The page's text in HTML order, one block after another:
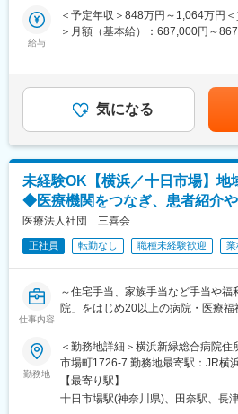
研究の試行回数を増やしながら、
せる点が強みです。
分野横断で同じデスクにて研究を進
ションができ、裁量とスピード感を
ることが可能な環境です。
■当社について
同社は武田薬品からカーブアウトし
トアップです。東大や京発の投資事
ルから13億円以上の資金調達を受け
す。
を遂行していただきます。
◇化合物HTS評価のための生物学的
◇内部プラットフォーム技術の生物
◇社内外（製薬企業、アカデミア、
■この仕事の魅力
＼世界初の創薬に挑戦できる／
人体には約18,000種類のタンパク質
疾患と関連していますが、これまで
約300種。残り約1,200のタンパク
治療法が確立されていない領域です
当社は武田薬品由来の技術を活用し
タンパク質を標的にした新しい治療
す。世界中の患者様に向けたLife-
＼スピード感ある研究開発／
独自技術「RaPPIDS」により、化
能。
給与
＜予定年収＞848万円～1,064万円
＞月額（基本給）：687,000円～
下する可能性があります。月給(月
す。
気になる
未経験OK【横浜／十日市場】地
◆医療機関をつなぎ、患者紹介
医療法人社団 三喜会
正社員 転勤なし 職種未経験歓迎 業
仕事内容
～住宅手当、家族手当など手当や
院」をはじめ20以上の病院・医療
■業務内容：
【地域医療連携室の渉外業務】
◇近隣病院、クリニック訪問
◇紹介患者受入対応
勤務地
＜勤務地詳細＞横浜新緑総合病院住
市場町1726-7 勤務地最寄駅：JR横
策：敷地内全面禁煙変更の範囲：会
【最寄り駅】
十日市場駅(神奈川県)、田奈駅、長